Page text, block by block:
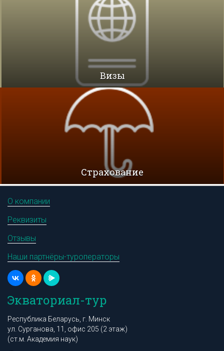
Визы
Cтрахование
О компании
Реквизиты
Отзывы
Наши партнёры-туроператоры
Экваториал-тур
Республика Беларусь, г. Минск
ул. Сурганова, 11, офис 205 (2 этаж)
(ст.м. Академия наук)